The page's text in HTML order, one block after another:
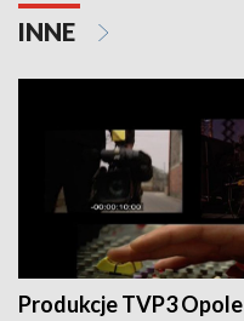
INNE
Produkcje TVP3 Opole